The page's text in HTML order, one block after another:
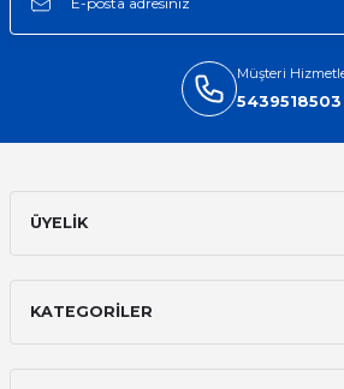
rahatsız etmiyor ve tam oturdu.
Sinan Tatlicioglu | 30/01/2026
Ali Bilge Ertan | 11/09/2025
Müşteri
5439518503
ÜYELİK
KATEGORİLER